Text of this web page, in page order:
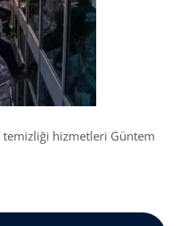
temizliği hizmetleri Güntem